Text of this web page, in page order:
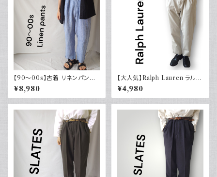
【90～00s】古着 リネンパンツ
ストライプ ライトブルー 夏 スラ
ックス
¥8,980
【大人気】Ralph Lauren ラルフ
ローレン チノパン アイボリー
¥4,980